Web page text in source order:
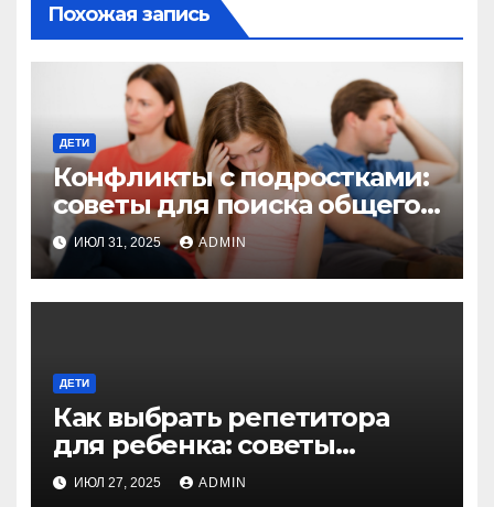
Похожая запись
ДЕТИ
Конфликты с подростками:
советы для поиска общего
языка и взаимопонимания
ИЮЛ 31, 2025 ADMIN
ДЕТИ
Как выбрать репетитора
для ребенка: советы
экспертов для родителей
ИЮЛ 27, 2025 ADMIN